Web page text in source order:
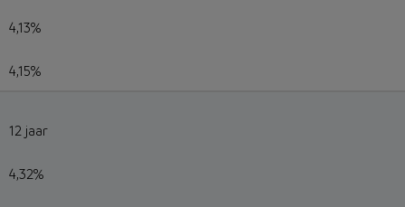
4,13%
4,15%
12 jaar
4,32%